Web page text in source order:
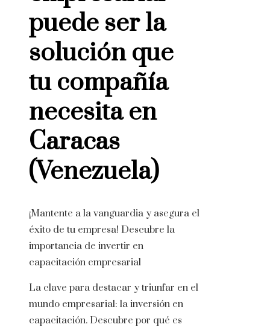
puede ser la
solución que
tu compañía
necesita en
Caracas
(Venezuela)
¡Mantente a la vanguardia y asegura el
éxito de tu empresa! Descubre la
importancia de invertir en
capacitación empresarial
La clave para destacar y triunfar en el
mundo empresarial: la inversión en
capacitación. Descubre por qué es